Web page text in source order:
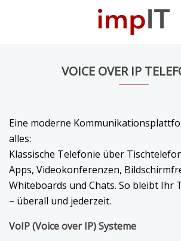
VOICE OVER IP
Eine moderne
alles:
Klassische Telefonie über
Apps, Videokonferenzen,
Whiteboards und Chats. So bleibt Ihr
– überall und jederzeit.
VoIP (Voice over IP) Systeme